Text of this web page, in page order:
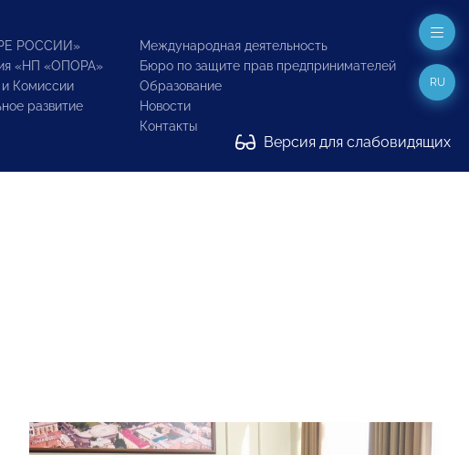
РОССИИ»
«НП «ОПОРА»
Комиссии
развитие
Международная деятельность
Бюро по защите прав предпринимателей
Образование
Новости
Контакты
Версия для слабовидящих
RU